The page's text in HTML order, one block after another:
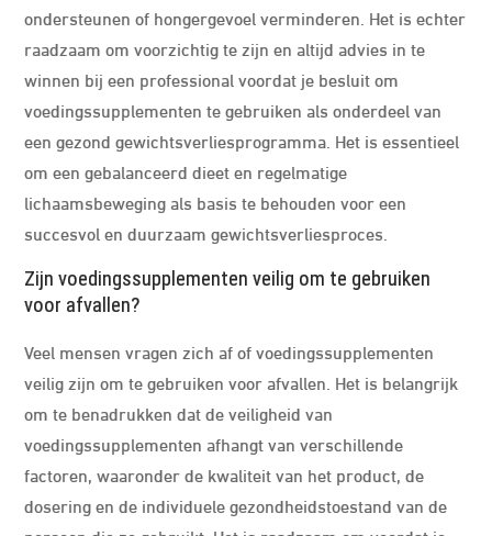
ondersteunen of hongergevoel verminderen. Het is echter
raadzaam om voorzichtig te zijn en altijd advies in te
winnen bij een professional voordat je besluit om
voedingssupplementen te gebruiken als onderdeel van
een gezond gewichtsverliesprogramma. Het is essentieel
om een gebalanceerd dieet en regelmatige
lichaamsbeweging als basis te behouden voor een
succesvol en duurzaam gewichtsverliesproces.
Zijn voedingssupplementen veilig om te gebruiken
voor afvallen?
Veel mensen vragen zich af of voedingssupplementen
veilig zijn om te gebruiken voor afvallen. Het is belangrijk
om te benadrukken dat de veiligheid van
voedingssupplementen afhangt van verschillende
factoren, waaronder de kwaliteit van het product, de
dosering en de individuele gezondheidstoestand van de